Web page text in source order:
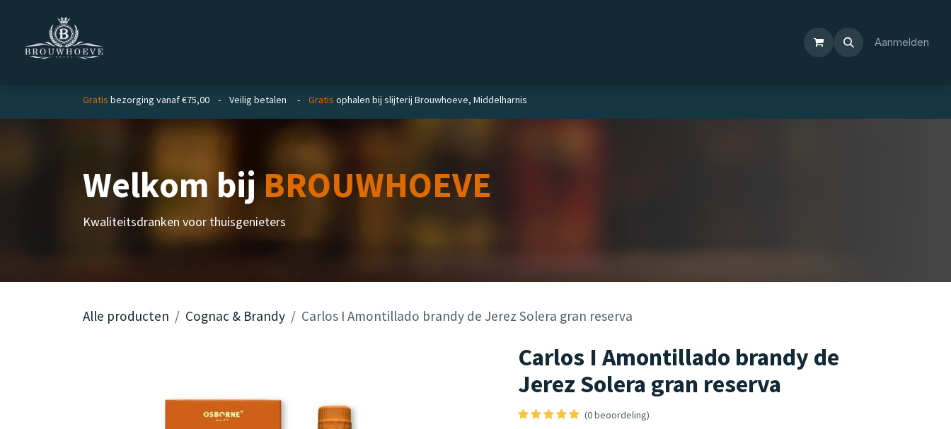
Aanmelden
Gratis bezorging vanaf €75,00 - Veilig betalen - Gratis ophalen bij slijterij Brouwhoeve, Middelharnis
Welkom bijBROUWHOEVE
Kwaliteitsdranken voor thuisgenieters
Alle producten Cognac & Brandy Carlos I Amontillado brandy de Jerez Solera gran reserva
Carlos I Amontillado brandy de
Jerez Solera gran reserva
(0 beoordeling)